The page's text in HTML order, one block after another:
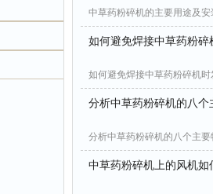
中草药粉碎机的主要用途及安
如何避免焊接中草药粉
如何避免焊接中草药粉碎机
分析中草药粉碎机的八个
分析中草药粉碎机的八个主要
中草药粉碎机上的风机如